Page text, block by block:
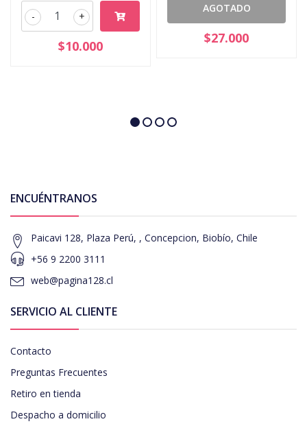
+
-
$10.000
AGOTADO
$27.000
ENCUÉNTRANOS
Paicavi 128, Plaza Perú, , Concepcion, Biobío, Chile
+56 9 2200 3111
web@pagina128.cl
SERVICIO AL CLIENTE
Contacto
Preguntas Frecuentes
Retiro en tienda
Despacho a domicilio